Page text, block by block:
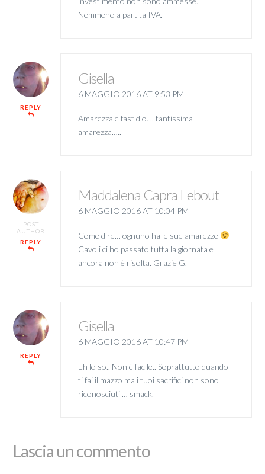
Nemmeno a partita IVA.
REPLY
Gisella
6 MAGGIO 2016 AT 9:53 PM
Amarezza e fastidio. .. tantissima
amarezza…..
POST
AUTHOR
REPLY
Maddalena Capra Lebout
6 MAGGIO 2016 AT 10:04 PM
Come dire… ognuno ha le sue amarezze
Cavoli ci ho passato tutta la giornata e
ancora non è risolta. Grazie G.
REPLY
Gisella
6 MAGGIO 2016 AT 10:47 PM
Eh lo so.. Non è facile.. Soprattutto quando
ti fai il mazzo ma i tuoi sacrifici non sono
riconosciuti … smack.
Lascia un commento